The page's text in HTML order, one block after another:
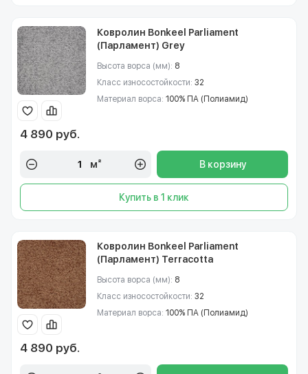
Ковролин Bonkeel Parliament
(Парламент) Grey
Высота ворса (мм): 8
Класс износостойкости: 32
Материал ворса: 100% ПА (Полиамид)
4 890 руб.
м² В корзину
Купить в 1 клик
Ковролин Bonkeel Parliament
(Парламент) Terracotta
Высота ворса (мм): 8
Класс износостойкости: 32
Материал ворса: 100% ПА (Полиамид)
4 890 руб.